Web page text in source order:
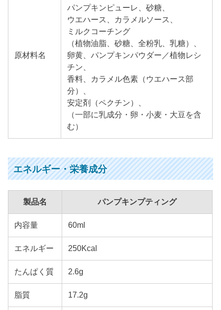
原材料名
パンプキンピューレ、砂糖、
ウエハース、カラメルソース、
ミルクコーチング
（植物油脂、砂糖、全粉乳、乳糖）、
卵黄、パンプキンパウダー／植物レシ
チン、
香料、カラメル色素（ウエハース部
分）、
安定剤（ペクチン）、
（一部に乳成分・卵・小麦・大豆を含
む）
エネルギー・栄養成分
製品名 パンプキンプティング
内容量 60ml
エネルギー 250Kcal
たんぱく質 2.6g
脂質 17.2g